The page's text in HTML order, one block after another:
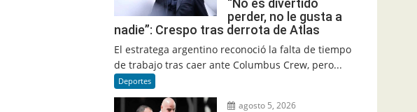
“No es divertido
perder, no le gusta a
nadie”: Crespo tras derrota de Atlas
El estratega argentino reconoció la falta de tiempo
de trabajo tras caer ante Columbus Crew, pero...
Deportes
agosto 5, 2026